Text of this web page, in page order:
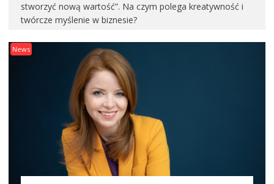
stworzyć nową wartość”. Na czym polega kreatywność i
twórcze myślenie w biznesie?
News